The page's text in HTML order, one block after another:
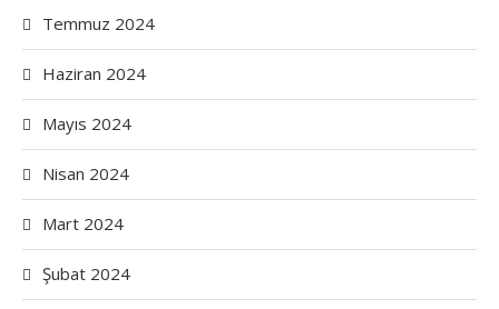
Temmuz 2024
Haziran 2024
Mayıs 2024
Nisan 2024
Mart 2024
Şubat 2024